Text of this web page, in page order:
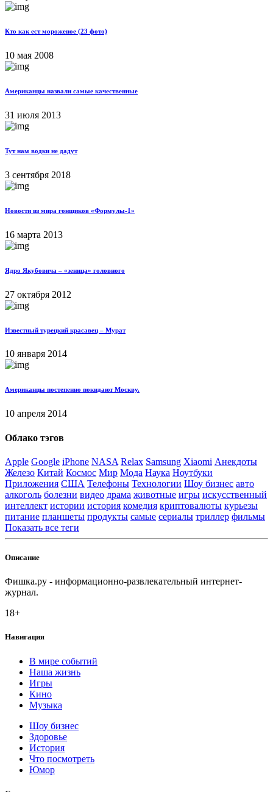
Кто как ест мороженое (23 фото)
10 мая 2008
Американцы назвали самые качественные
31 июля 2013
Тут нам водки не дадут
3 сентября 2018
Новости из мира гонщиков «Формулы-1»
16 марта 2013
Ядро Якубовича – «зеница» головного
27 октября 2012
Известный турецкий красавец – Мурат
10 января 2014
Американцы постепенно покидают Москву.
10 апреля 2014
Облако тэгов
Apple Google iPhone NASA Relax Samsung Xiaomi Анекдоты
Железо Китай Космос Мир Мода Наука Ноутбуки
Приложения США Телефоны Технологии Шоу бизнес авто
алкоголь болезни видео драма животные игры искусственный
интеллект истории история комедия криптовалюты курьезы
питание планшеты продукты самые сериалы триллер фильмы
Показать все теги
Описание
Фишка.ру - информационно-развлекательный интернет-
журнал.
18+
Навигация
В мире событий
Наша жизнь
Игры
Кино
Музыка
Шоу бизнес
Здоровье
История
Что посмотреть
Юмор